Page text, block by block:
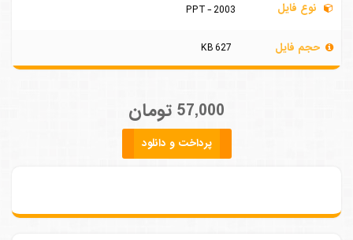
نوع فایل PPT - 2003
حجم فایل 627 KB
57,000 تومان
پرداخت و دانلود